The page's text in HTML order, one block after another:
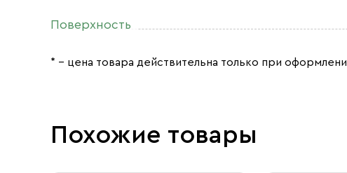
Поверхность
* – цена товара действительна только при
Похожие товары